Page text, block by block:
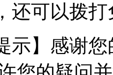
还可以拨打
】感谢您